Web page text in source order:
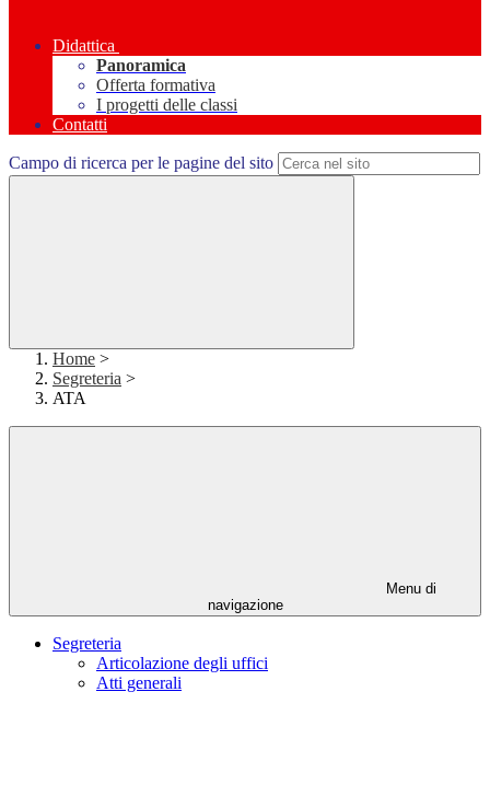
Didattica
Panoramica
Offerta formativa
I progetti delle classi
Contatti
Campo di ricerca per le pagine del sito
Home >
Segreteria >
ATA
Menu di
navigazione
Segreteria
Articolazione degli uffici
Atti generali